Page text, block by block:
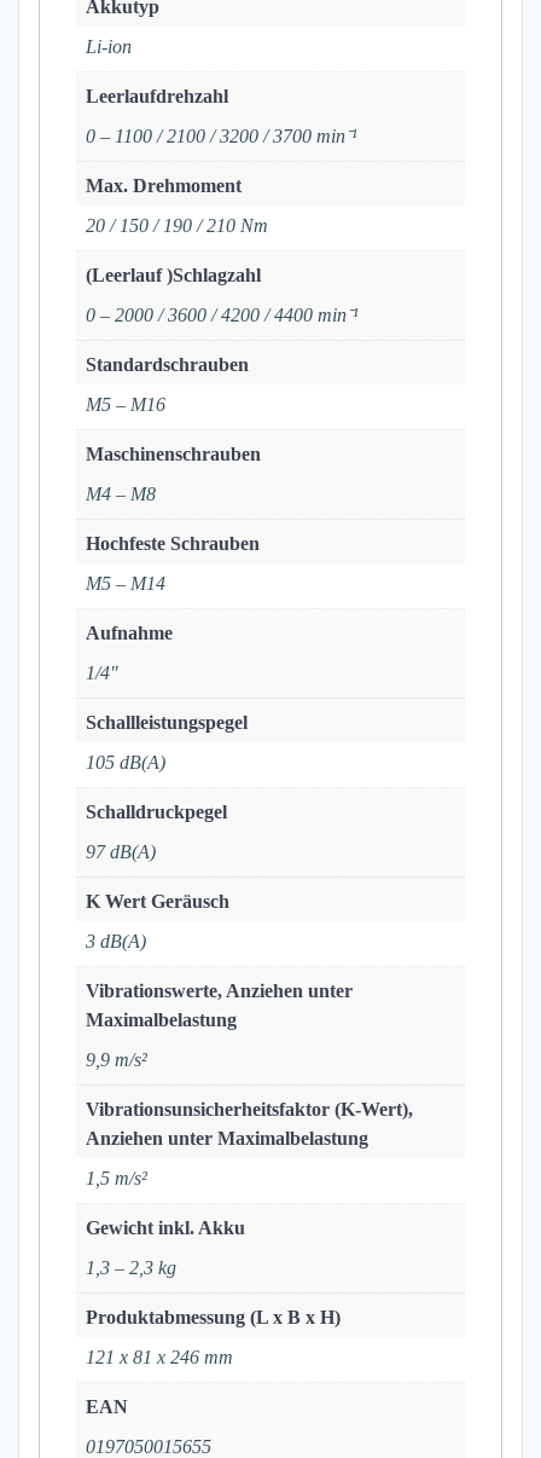
Akkutyp
Li-ion
Leerlaufdrehzahl
0 – 1100 / 2100 / 3200 / 3700 min⁻¹
Max. Drehmoment
20 / 150 / 190 / 210 Nm
(Leerlauf )Schlagzahl
0 – 2000 / 3600 / 4200 / 4400 min⁻¹
Standardschrauben
M5 – M16
Maschinenschrauben
M4 – M8
Hochfeste Schrauben
M5 – M14
Aufnahme
1/4"
Schallleistungspegel
105 dB(A)
Schalldruckpegel
97 dB(A)
K Wert Geräusch
3 dB(A)
Vibrationswerte, Anziehen unter
Maximalbelastung
9,9 m/s²
Vibrationsunsicherheitsfaktor (K-Wert),
Anziehen unter Maximalbelastung
1,5 m/s²
Gewicht inkl. Akku
1,3 – 2,3 kg
Produktabmessung (L x B x H)
121 x 81 x 246 mm
EAN
0197050015655